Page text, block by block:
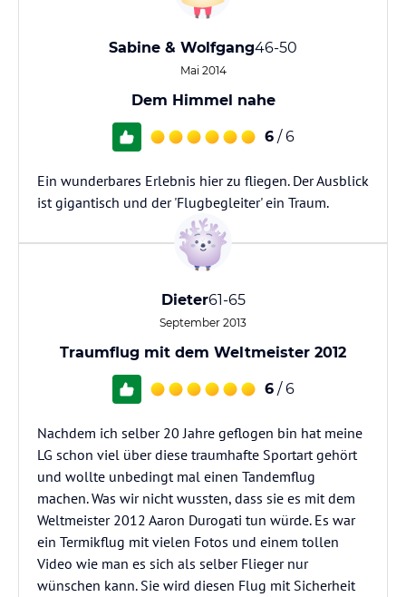
Sabine & Wolfgang46-50
Mai 2014
Dem Himmel nahe
6 / 6
Ein wunderbares Erlebnis hier zu fliegen. Der Ausblick
ist gigantisch und der 'Flugbegleiter' ein Traum.
Dieter61-65
September 2013
Traumflug mit dem Weltmeister 2012
6 / 6
Nachdem ich selber 20 Jahre geflogen bin hat meine
LG schon viel über diese traumhafte Sportart gehört
und wollte unbedingt mal einen Tandemflug
machen. Was wir nicht wussten, dass sie es mit dem
Weltmeister 2012 Aaron Durogati tun würde. Es war
ein Termikflug mit vielen Fotos und einem tollen
Video wie man es sich als selber Flieger nur
wünschen kann. Sie wird diesen Flug mit Sicherheit